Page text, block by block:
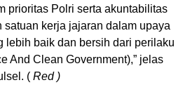
prioritas Polri serta akuntabilitas
satuan kerja jajaran dalam upaya
lebih baik dan bersih dari perilaku
And Clean Government),” jelas
( Red )